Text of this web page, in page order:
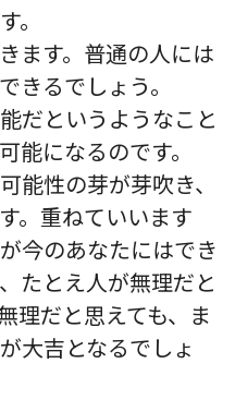
。
ます。普通の人には
きるでしょう。
だというようなこと
能になるのです。
能性の芽が芽吹き、
。重ねていいます
今のあなたにはでき
たとえ人が無理だと
理だと思えても、ま
大吉となるでしょ